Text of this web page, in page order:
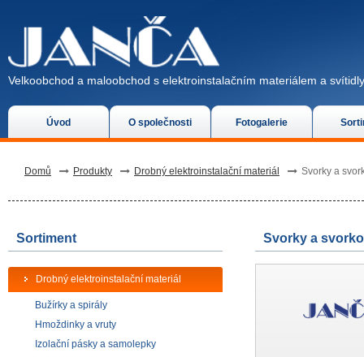
Úvod O společnosti Fotogalerie
Velkoobchod a maloobchod s elektroinstalačním materiálem a
Domů Produkty Drobný elektroinstalační materiál Svorky a
Sortiment
Drobný elektroinstalační materiál
Bužírky a spirály
Hmoždinky a vruty
Izolační pásky a samolepky
Svorky a